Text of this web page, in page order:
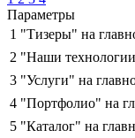
Параметры
1 "Тизеры" на
2 "Наши
3 "Услуги" на
4 "Портфолио" на
5 "Каталог" на